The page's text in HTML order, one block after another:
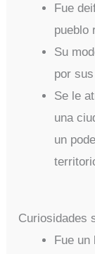
Fue
pueblo
Su
por
Se le
una
un
Curiosidades
Fue un